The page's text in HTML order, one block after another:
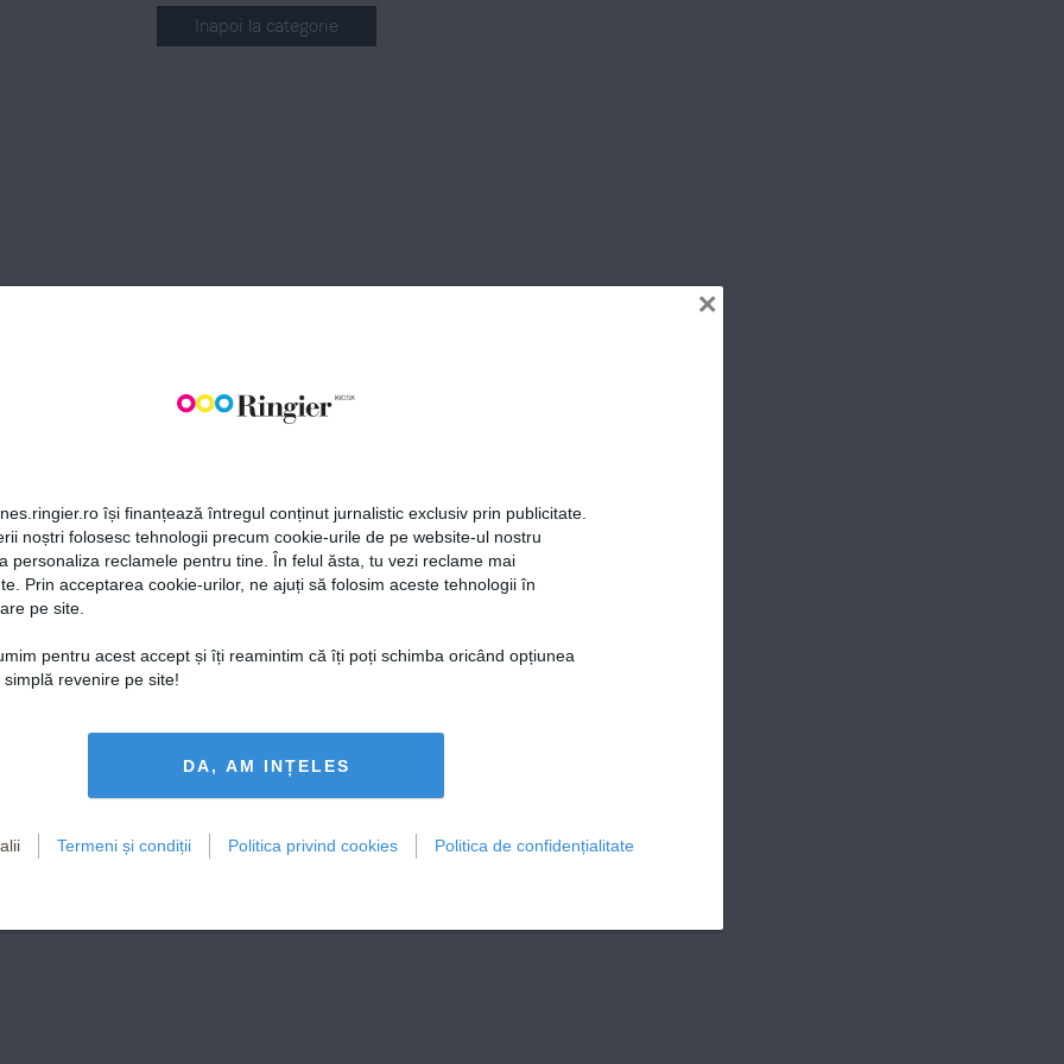
×
își finanțează întregul conținut jurnalistic exclusiv prin publicitate.
noștri folosesc tehnologii precum cookie-urile de pe website-ul nostru
personaliza reclamele pentru tine. În felul ăsta, tu vezi reclame mai
Prin acceptarea cookie-urilor, ne ajuți să folosim aceste tehnologii în
pe site.
pentru acest accept și îți reamintim că îți poți schimba oricând opțiunea
simplă revenire pe site!
DA, AM INȚELES
Termeni și condiții Politica privind cookies Politica de confidențialitate
Inapoi la categorie
Fii la curent cu toate aparițiile din grupul Ringier.
© 2026 Ringier Romania. Toate drepturile rezervate